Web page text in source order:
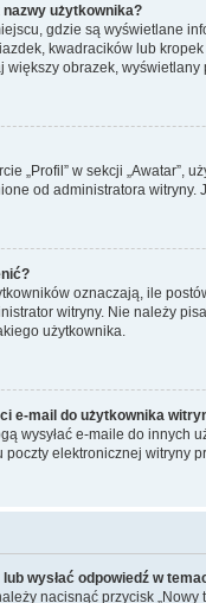
użytkownika?
gdzie są wyświetlane
kwadracików lub
obrazek,
„Profil” w sekcji „Awatar”,
od administratora
oznaczają, ile
witryny. Nie należy
użytkownika.
e-mail do użytkownika
wysyłać e-maile do innych
elektronicznej witryny
wysłać odpowiedź w
nacisnąć przycisk